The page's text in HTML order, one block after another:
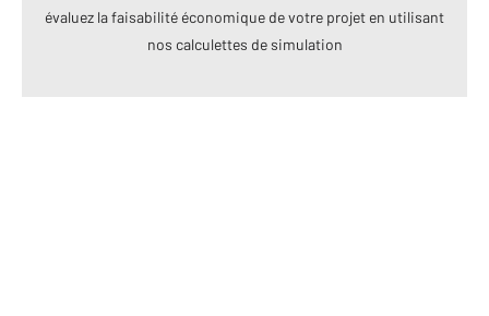
évaluez la faisabilité économique de votre projet en utilisant
nos calculettes de simulation